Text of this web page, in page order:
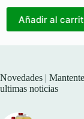
Añadir al
€
Novedades |
ultimas noticias